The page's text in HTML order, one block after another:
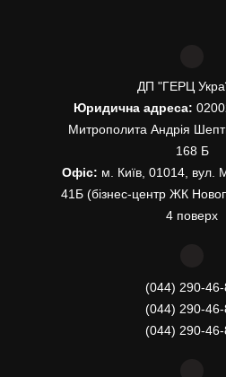
ДП "ГЕРЦ
Юридична адреса:
Митрополита Андрія
168 Б
Офіс: м. Київ, 01014, вул.
41Б (бізнес-центр ЖК
4 поверх
(044) 290-
(044) 290-46-
(044) 290-46-